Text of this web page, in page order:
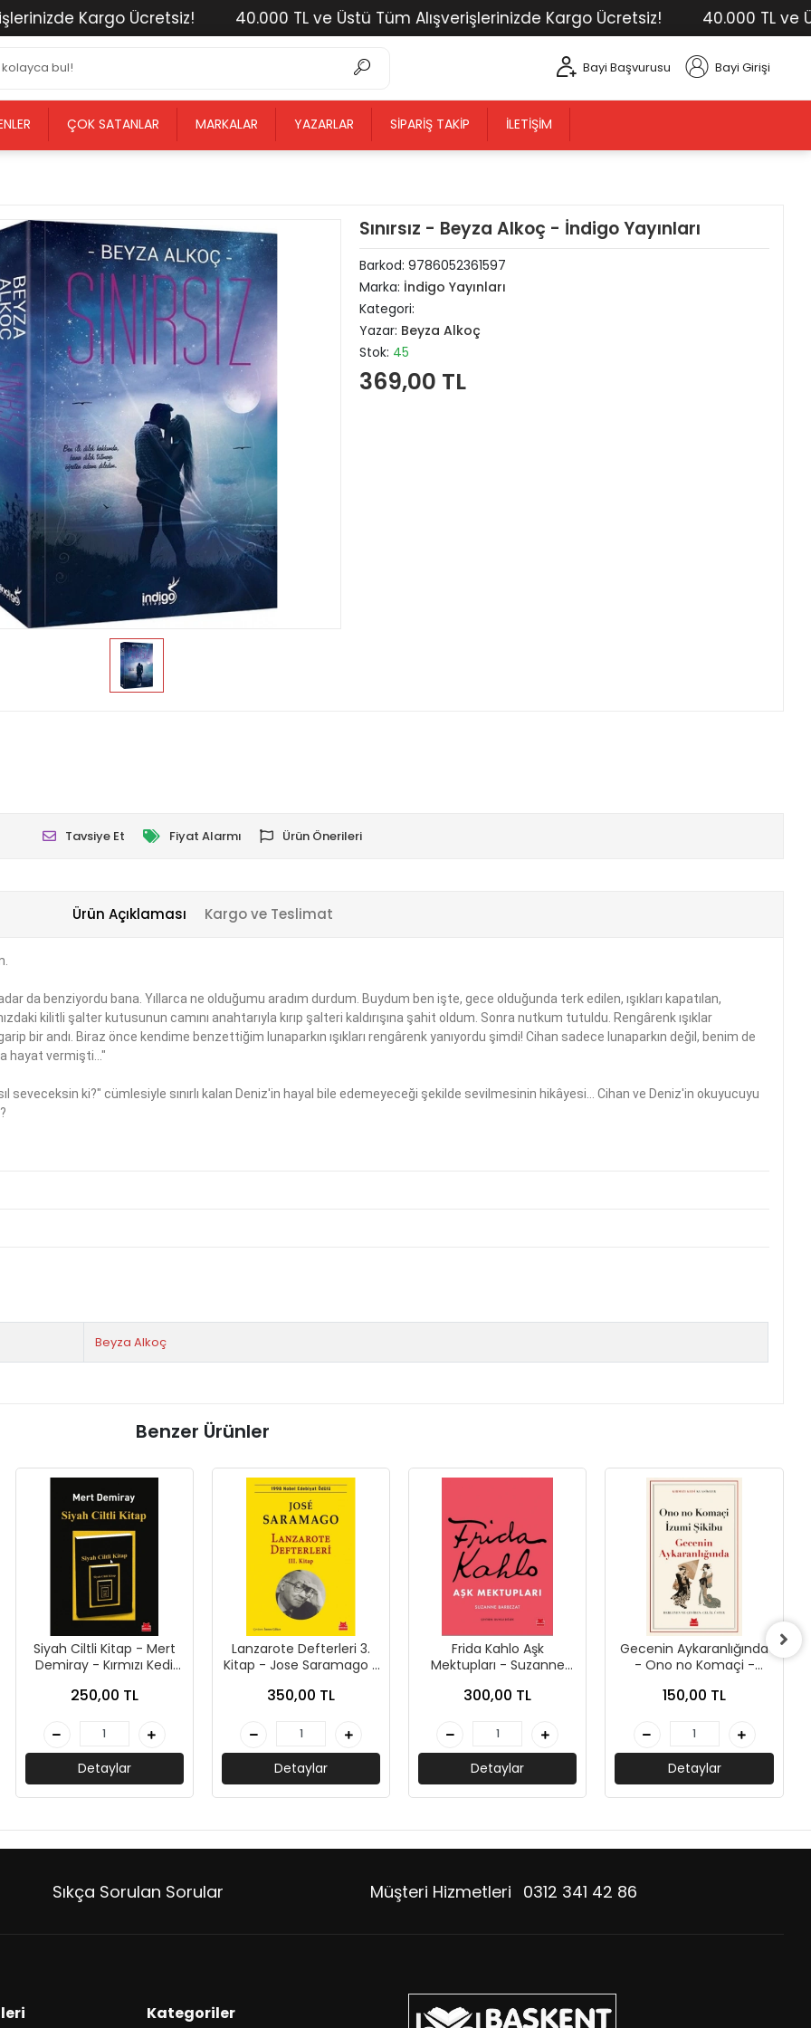
Kargo Ücretsiz! 40.000 TL ve Üstü Tüm Alışverişlerinizde Kargo Ücretsiz! 40.000 TL ve
Bayi Başvurusu Bayi Girişi
ÇOK SATANLAR MARKALAR YAZARLAR SIPARIŞ TAKIP İLETIŞIM
Sınırsız - Beyza Alkoç - İndigo Yayınları
Barkod: 9786052361597
Marka: İndigo Yayınları
Kategori:
Yazar: Beyza Alkoç
Stok: 45
369,00 TL
Tavsiye Et Fiyat Alarmı Ürün Önerileri
Ürün Açıklaması Kargo ve Teslimat
da benziyordu bana. Yıllarca ne olduğumu aradım durdum. Buydum ben işte, gece olduğunda terk edilen, ışıkları kapatılan,
kilitli şalter kutusunun camını anahtarıyla kırıp şalteri kaldırışına şahit oldum. Sonra nutkum tutuldu. Rengârenk ışıklar
bir andı. Biraz önce kendime benzettiğim lunaparkın ışıkları rengârenk yanıyordu şimdi! Cihan sadece lunaparkın değil, benim de
hayat vermişti..."
seveceksin ki?" cümlesiyle sınırlı kalan Deniz'in hayal bile edemeyeceği şekilde sevilmesinin hikâyesi... Cihan ve Deniz'in okuyucuyu
Beyza Alkoç
Benzer Ürünler
Siyah Ciltli Kitap - Mert
Demiray - Kırmızı Kedi
250,00 TL
Detaylar
Lanzarote Defterleri 3.
Kitap - Jose Saramago -
350,00 TL
Detaylar
Frida Kahlo Aşk
Mektupları - Suzanne
Yayınları
300,00 TL
Detaylar
Gecenin Aykaranlığında
- Ono no Komaçi -
150,00 TL
Detaylar
Sıkça Sorulan Sorular Müşteri Hizmetleri 0312 341 42 86
Kategoriler